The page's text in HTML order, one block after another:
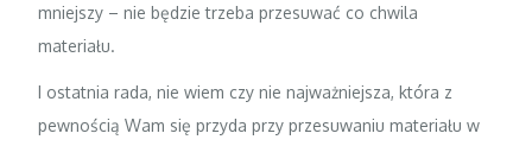
mniejszy – nie będzie trzeba przesuwać co chwila
materiału.
I ostatnia rada, nie wiem czy nie najważniejsza, która z
pewnością Wam się przyda przy przesuwaniu materiału w